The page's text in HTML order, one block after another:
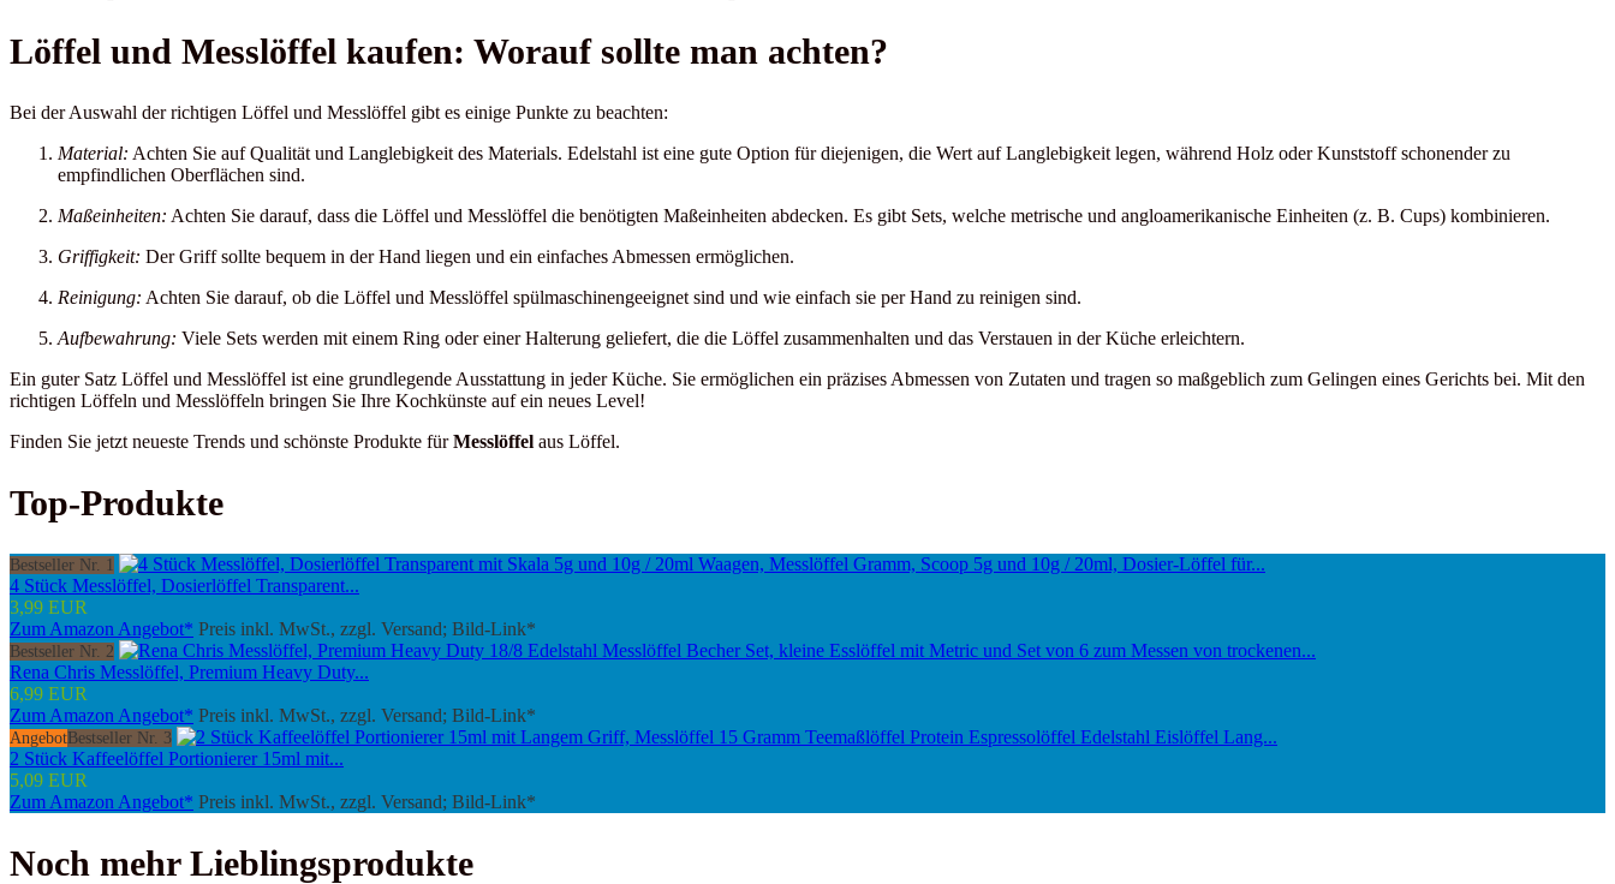
Löffel und Messlöffel kaufen: Worauf sollte man achten?
Bei der Auswahl der richtigen Löffel und Messlöffel gibt es einige Punkte zu beachten:
Material: Achten Sie auf Qualität und Langlebigkeit des Materials. Edelstahl ist eine gute Option für diejenigen, die Wert auf Langlebigkeit legen, während Holz oder Kunststoff schonender zu
empfindlichen Oberflächen sind.
Maßeinheiten: Achten Sie darauf, dass die Löffel und Messlöffel die benötigten Maßeinheiten abdecken. Es gibt Sets, welche metrische und angloamerikanische Einheiten (z. B. Cups) kombinieren.
Griffigkeit: Der Griff sollte bequem in der Hand liegen und ein einfaches Abmessen ermöglichen.
Reinigung: Achten Sie darauf, ob die Löffel und Messlöffel spülmaschinengeeignet sind und wie einfach sie per Hand zu reinigen sind.
Aufbewahrung: Viele Sets werden mit einem Ring oder einer Halterung geliefert, die die Löffel zusammenhalten und das Verstauen in der Küche erleichtern.
Ein guter Satz Löffel und Messlöffel ist eine grundlegende Ausstattung in jeder Küche. Sie ermöglichen ein präzises Abmessen von Zutaten und tragen so maßgeblich zum Gelingen eines Gerichts bei. Mit den
richtigen Löffeln und Messlöffeln bringen Sie Ihre Kochkünste auf ein neues Level!
Finden Sie jetzt neueste Trends und schönste Produkte fürMesslöffel aus Löffel.
Top-Produkte
Bestseller Nr. 1
4 Stück Messlöffel, Dosierlöffel Transparent...
3,99 EUR
Zum Amazon Angebot* Preis inkl. MwSt., zzgl. Versand; Bild-Link*
Bestseller Nr. 2
Rena Chris Messlöffel, Premium Heavy Duty...
6,99 EUR
Zum Amazon Angebot* Preis inkl. MwSt., zzgl. Versand; Bild-Link*
AngebotBestseller Nr. 3
2 Stück Kaffeelöffel Portionierer 15ml mit...
5,09 EUR
Zum Amazon Angebot* Preis inkl. MwSt., zzgl. Versand; Bild-Link*
Noch mehr Lieblingsprodukte